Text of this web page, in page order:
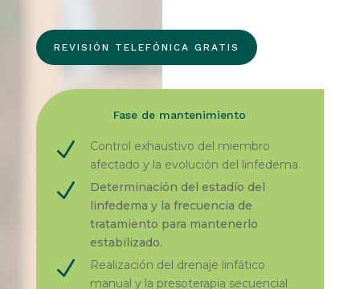
REVISIÓN TELEFÓNICA GRATIS
Fase de mantenimiento
N
Control exhaustivo del miembro
afectado y la evolución del linfedema.
N
Determinación del estadío del
linfedema y la frecuencia de
tratamiento para mantenerlo
estabilizado.
N
Realización del drenaje linfático
manual y la presoterapia secuencial